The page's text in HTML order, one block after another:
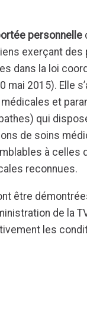
personnelle
exerçant
dans la loi
2015). Elle
et
qui
de soins
à celles
reconnues.
être
de la
les